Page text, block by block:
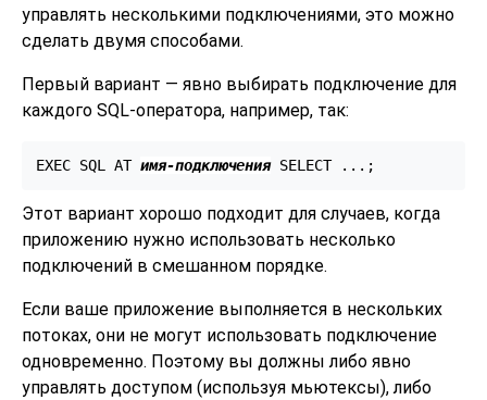
управлять несколькими подключениями, это можно
сделать двумя способами.
Первый вариант — явно выбирать подключение для
каждого SQL-оператора, например, так:
EXEC SQL AT имя-подключения SELECT ...;
Этот вариант хорошо подходит для случаев, когда
приложению нужно использовать несколько
подключений в смешанном порядке.
Если ваше приложение выполняется в нескольких
потоках, они не могут использовать подключение
одновременно. Поэтому вы должны либо явно
управлять доступом (используя мьютексы), либо